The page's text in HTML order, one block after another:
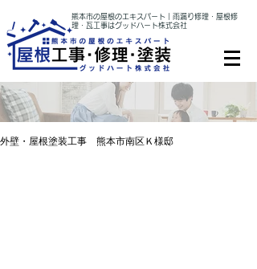
熊本市の屋根のエキスパート｜雨漏り修理・屋根修
理・瓦工事はグッドハート株式会社
外壁・屋根塗装工事 熊本市南区Ｋ様邸